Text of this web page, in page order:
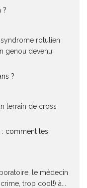
?
syndrome rotulien
genou devenu
?
terrain de cross
: comment les
le médecin
trop cool!) à...